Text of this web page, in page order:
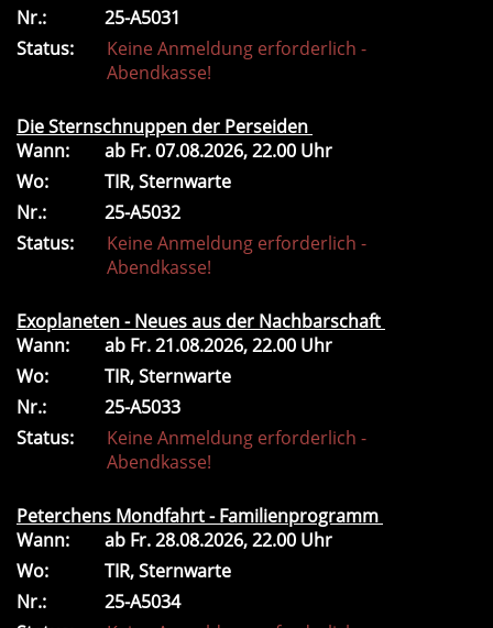
Nr.:
25-A5031
Status:
Keine Anmeldung erforderlich -
Abendkasse!
Die Sternschnuppen der Perseiden
Wann:
ab Fr.07.08.2026, 22.00 Uhr
Wo:
TIR, Sternwarte
Nr.:
25-A5032
Status:
Keine Anmeldung erforderlich -
Abendkasse!
Exoplaneten - Neues aus der Nachbarschaft
Wann:
ab Fr.21.08.2026, 22.00 Uhr
Wo:
TIR, Sternwarte
Nr.:
25-A5033
Status:
Keine Anmeldung erforderlich -
Abendkasse!
Peterchens Mondfahrt - Familienprogramm
Wann:
ab Fr.28.08.2026, 22.00 Uhr
Wo:
TIR, Sternwarte
Nr.:
25-A5034